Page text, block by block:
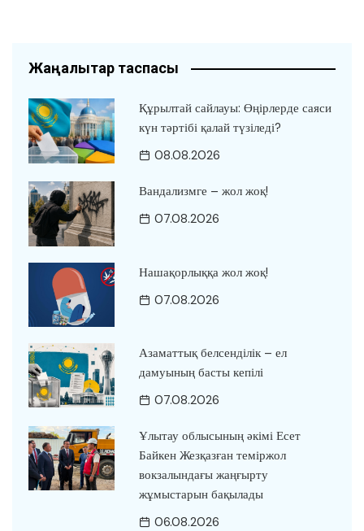
Жаңалықтар таспасы
Құрылтай сайлауы: Өңірлерде саяси
күн тәртібі қалай түзіледі?
08.08.2026
Вандализмге – жол жоқ!
07.08.2026
Нашақорлыққа жол жоқ!
07.08.2026
Азаматтық белсенділік – ел
дамуының басты кепілі
07.08.2026
Ұлытау облысының әкімі Есет
Байкен Жезқазған теміржол
вокзалындағы жаңғырту
жұмыстарын бақылады
06.08.2026